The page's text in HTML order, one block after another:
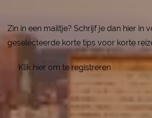
Zin in een mailtje? Schrijf je dan hier
geselecteerde korte tips voor korte
Klik hier om te registreren